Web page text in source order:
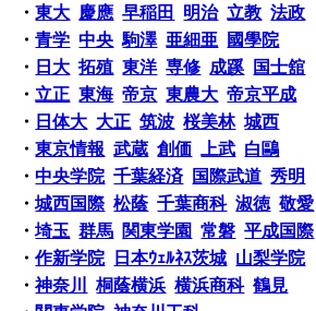
・東大 慶應 早稲田 明治 立教 法政
・青学 中央 駒澤 亜細亜
國學院
・ 日大 拓殖 東洋 専修 成蹊
国士舘
・ 立正 東海 帝京 東農大 帝京平成
・ 日体大 大正 筑波 桜美林 城西
・東京情報 武蔵 創価 上武 白鷗
・中央学院 千葉経済 国際武道 秀明
・城西国際 松蔭 千葉商科 淑徳 敬愛
・埼玉 群馬 関東学園 常磐 平成国際
・作新学院 日本ｳｪﾙﾈｽ茨城 山梨学院
・神奈川 桐蔭横浜 横浜商科 鶴見